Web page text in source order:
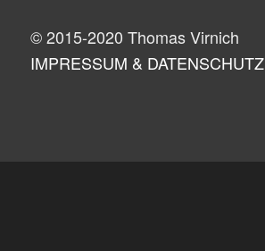
© 2015-2020 Thomas Virnich
IMPRESSUM & DATENSCHUTZ